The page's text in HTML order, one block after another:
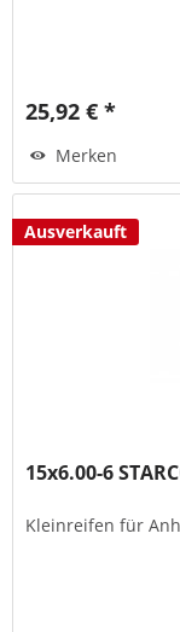
25,92 € *
Merken
Ausverkauft
15x6.00-6
Kleinreifen für